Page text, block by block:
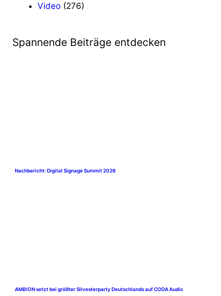
Video (276)
Spannende Beiträge entdecken
Nachbericht: Digital Signage Summit 2026
AMBION setzt bei größter Silvesterparty Deutschlands auf CODA Audio